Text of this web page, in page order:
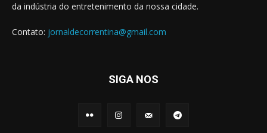
da indústria do entretenimento da nossa cidade.
Contato: jornaldecorrentina@gmail.com
SIGA NOS